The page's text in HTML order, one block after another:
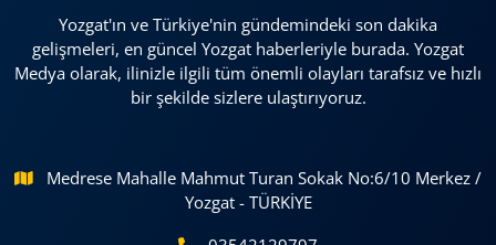
Yozgat'ın ve Türkiye'nin gündemindeki son dakika
gelişmeleri, en güncel Yozgat haberleriyle burada. Yozgat
Medya olarak, ilinizle ilgili tüm önemli olayları tarafsız ve hızlı
bir şekilde sizlere ulaştırıyoruz.
Medrese Mahalle Mahmut Turan Sokak No:6/10 Merkez /
Yozgat - TÜRKİYE